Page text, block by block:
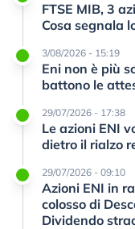
FTSE MIB, 3
Cosa segnala
3/08/2026 - 15:19
Eni non è più
battono le
29/07/2026 - 17:38
Le azioni ENI
dietro il rialzo
29/07/2026 - 09:10
Azioni ENI in
colosso di
Dividendo